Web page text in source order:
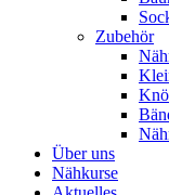
Zubehör
Über uns
Nähkurse